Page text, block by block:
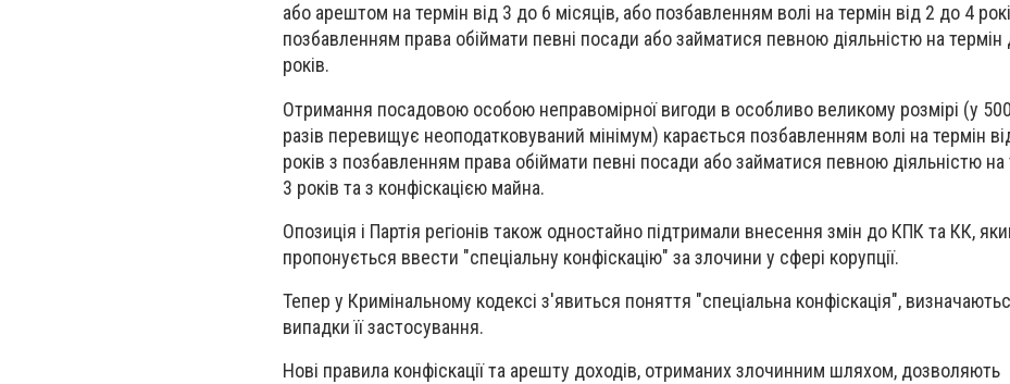
або арештом на термін від 3 до 6 місяців, або позбавленням волі на термін від 2 до 4
позбавленням права обіймати певні посади або займатися певною діяльністю на термін
років.
Отримання посадовою особою неправомірної вигоди в особливо великому розмірі (у
разів перевищує неоподатковуваний мінімум) карається позбавленням волі на термін
років з позбавленням права обіймати певні посади або займатися певною діяльністю на
3 років та з конфіскацією майна.
Опозиція і Партія регіонів також одностайно підтримали внесення змін до КПК та КК,
пропонується ввести "спеціальну конфіскацію" за злочини у сфері корупції.
Тепер у Кримінальному кодексі з'явиться поняття "спеціальна конфіскація",
випадки її застосування.
Нові правила конфіскації та арешту доходів, отриманих злочинним шляхом, дозволяють